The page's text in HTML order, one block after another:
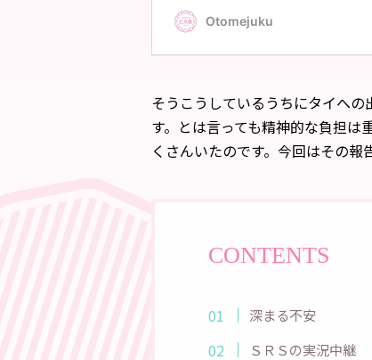
そうこうしているうちにタイへ
す。とは言っても精神的な負担は
くさんいたのです。今回はその報
CONTENTS
深まる不安
ＳＲＳの実況中継